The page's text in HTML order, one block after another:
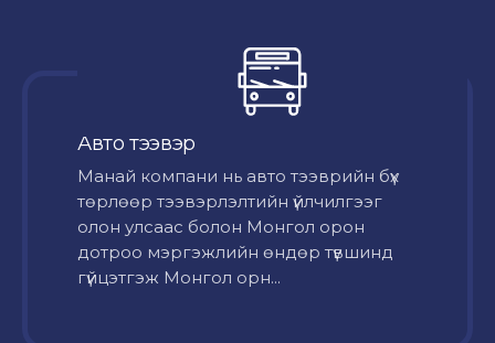
Авто тээвэр
Mанай компани нь авто тээврийн бүх
төрлөөр тээвэрлэлтийн үйлчилгээг
олон улсаас болон Монгол орон
дотроо мэргэжлийн өндөр түвшинд
гүйцэтгэж Монгол орн...